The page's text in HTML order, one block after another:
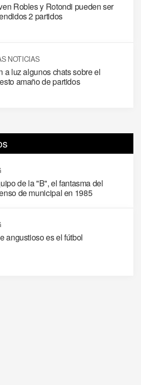
Robles y Rotondi pueden ser
2 partidos
NOTICIAS
a luz algunos chats sobre el
amaño de partidos
de la "B", el fantasma del
de municipal en 1985
angustioso es el fútbol